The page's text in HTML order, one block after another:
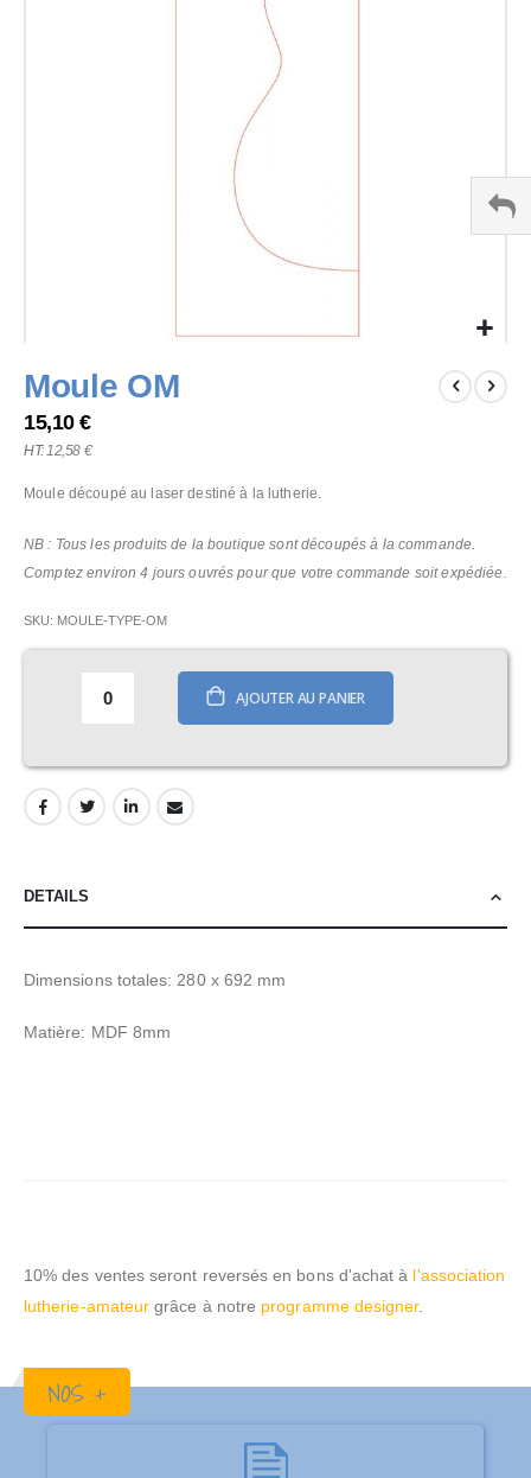
to
beginning
of
images
Moule OM
15,10 €
12,58 €
Moule découpé au laser destiné à la lutherie.
NB : Tous les produits de la boutique sont découpés à la commande.
Comptez environ 4 jours ouvrés pour que votre commande soit expédiée.
SKU MOULE-TYPE-OM
AJOUTER AU PANIER
DETAILS
Dimensions totales: 280 x 692 mm
Matière: MDF 8mm
10% des ventes seront reversés en bons d'achat à l'association
lutherie-amateur grâce à notre programme designer.
NOS +